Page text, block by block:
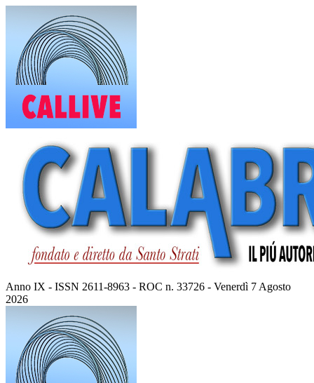
contenuto
Anno IX - ISSN 2611-8963 - ROC n. 33726 - Venerdì 7 Agosto
2026